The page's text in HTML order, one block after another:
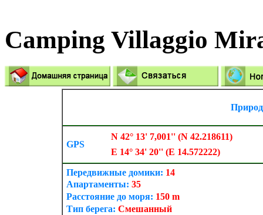
Camping Villaggio
GPS
N 42° 13' 7,001'' (N 42.218611)
E 14° 34' 20'' (E 14.572222)
Передвижные домики: 14
Апартаменты: 35
Расстояние до моря: 150 m
Тип берега: Смешанный